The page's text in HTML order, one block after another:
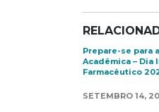
Prepare-se para
Acadêmica –
Farmacêutico
SETEMBRO 14,